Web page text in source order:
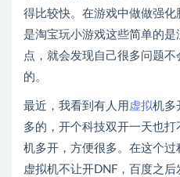
得比较快。在游戏中做做强
是淘宝玩小游戏这些简单的
点，就会发现自己很多问题
的。
最近，我看到有人用 虚拟机多
多的，开个科技双开一天也
机多开，方便很多。在这个
虚拟机不让开DNF，百度之